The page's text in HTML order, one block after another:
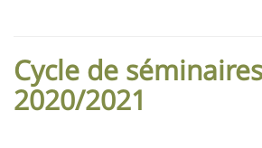
Cycle de
2020/2021